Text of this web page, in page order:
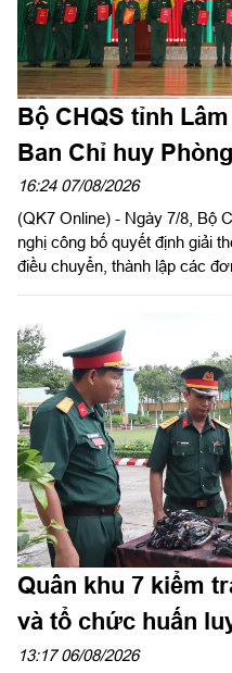
Bộ CHQS tỉnh
Ban Chỉ huy
16:24 07/08/2026
(QK7 Online) - Ngày 7/8, Bộ
nghị công bố quyết định giải
điều chuyển, thành lập các
Tư lệnh, Tham mưu trưởng
Thiếu tướng Đinh Hồng
huy trưởng Bộ CHQS tỉnh
Quân khu 7 kiểm
và tổ chức huấn
2026 tại Sư đoàn
13:17 06/08/2026